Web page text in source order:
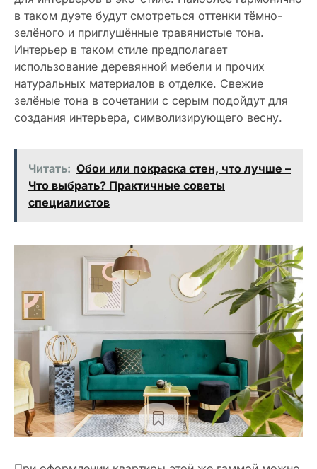
в таком дуэте будут смотреться оттенки тёмно-
зелёного и приглушённые травянистые тона.
Интерьер в таком стиле предполагает
использование деревянной мебели и прочих
натуральных материалов в отделке. Свежие
зелёные тона в сочетании с серым подойдут для
создания интерьера, символизирующего весну.
Читать: Обои или покраска стен, что лучше –
Что выбрать? Практичные советы
специалистов